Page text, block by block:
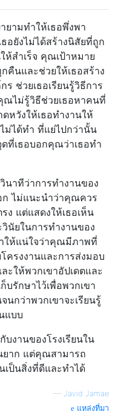
ยามทำให้เธอพึ่งพา
อยังไม่ได้สร้างนิสัยที่ถูก
ห้สำเร็จ คุณเป้าหมาย
คืนและช่วยให้เธอสร้าง
ช่วยเธอเรียนรู้วิธีการ
ณไม่รู้วิธีช่วยเธอหาคนที่
หวังให้เธอทำงานให้
ม่ได้ทำ ที่แย่ไปกว่านั้น
ที่เธอบอกคุณว่าเธอทำ
นาทีว่าการทำงานของ
ก ไม่แนะนำว่าคุณควร
ง แต่แสดงให้เธอเห็น
นัยในการทำงานของ
ให้แน่ใจว่าคุณมีภาพที่
ครงงานและการส่งมอบ
ให้พวกเขาอัปเดตและ
บรักษาไว้เพื่อพวกเขา
นกว่าพวกเขาจะเรียนรู้
แบบ
บงานของโรงเรียนใน
ยาก แต่คุณสามารถ
เป็นสิ่งที่ดีและทำได้
— Javid Jamae
แหล่งที่มา